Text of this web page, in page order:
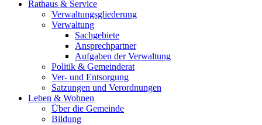
Rathaus & Service
Verwaltungsgliederung
Verwaltung
Sachgebiete
Ansprechpartner
Aufgaben der Verwaltung
Politik & Gemeinderat
Ver- und Entsorgung
Satzungen und Verordnungen
Leben & Wohnen
Über die Gemeinde
Bildung